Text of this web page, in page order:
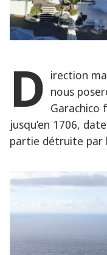
D irection
nous
Garachico
jusqu’en 1706,
partie détruite par